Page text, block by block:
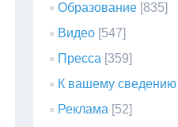
Образование [835]
Видео [547]
Пресса [359]
К вашему сведению
Реклама [52]